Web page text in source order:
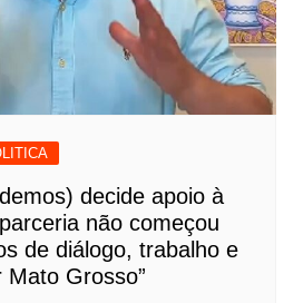
decide apoio à
não começou
de diálogo, trabalho e
Grosso”